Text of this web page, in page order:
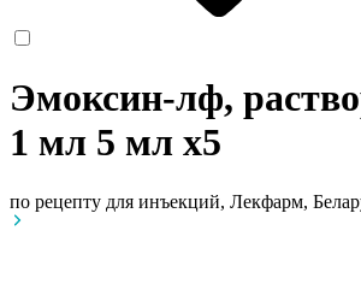
Эмоксин-лф,
1 мл 5 мл x5
по рецепту для инъекций, Лекфарм,